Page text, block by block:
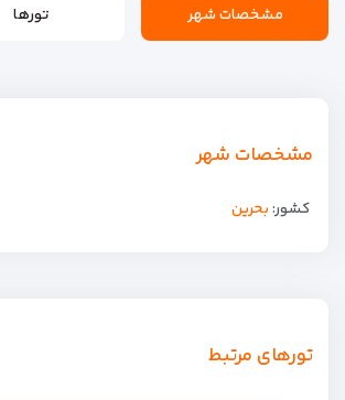
مشخصات شهر تورها
مشخصات شهر
کشور:بحرین
تورهای مرتبط